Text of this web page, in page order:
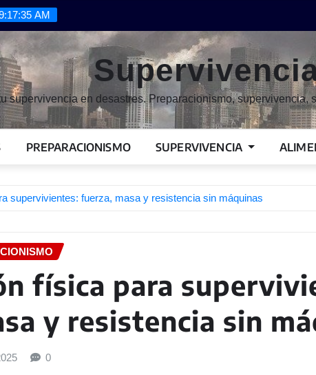
AM
supervivencia en desastres. Preparacionismo,
PREPARACIONISMO SUPERVIVENCIA
supervivientes: fuerza, masa y resistencia sin máquinas
física para
y resistencia sin
0